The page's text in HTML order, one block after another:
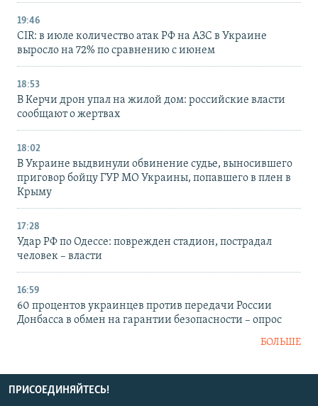
19:46
CIR: в июле количество атак РФ на АЗС в Украине
выросло на 72% по сравнению с июнем
18:53
В Керчи дрон упал на жилой дом: российские власти
сообщают о жертвах
18:02
В Украине выдвинули обвинение судье, выносившего
приговор бойцу ГУР МО Украины, попавшего в плен в
Крыму
17:28
Удар РФ по Одессе: поврежден стадион, пострадал
человек – власти
16:59
60 процентов украинцев против передачи России
Донбасса в обмен на гарантии безопасности – опрос
БОЛЬШЕ
ПРИСОЕДИНЯЙТЕСЬ!